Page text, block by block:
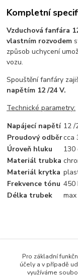
Kompletní
Vzduchová fanfára
vlastním rozvodem
způsob uchycení
vozu.
Spouštění fanfáry
napětím 12 /24 V.
Technické parametry:
Napájecí napětí 12 /
Proudový odběrcca
Úroveň hluku
130
Materiál trubka
Materiál krytka
Frekvence tónu 450
Délka trubek
FANFÁRY /
Pro základní
účely a v případě
využíváme